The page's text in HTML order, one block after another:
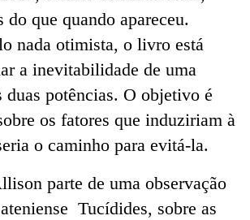
do que quando apareceu.
nada otimista, o livro está
a inevitabilidade de uma
duas potências. O objetivo é
os fatores que induziriam à
o caminho para evitá-la.
parte de uma observação
Tucídides, sobre as